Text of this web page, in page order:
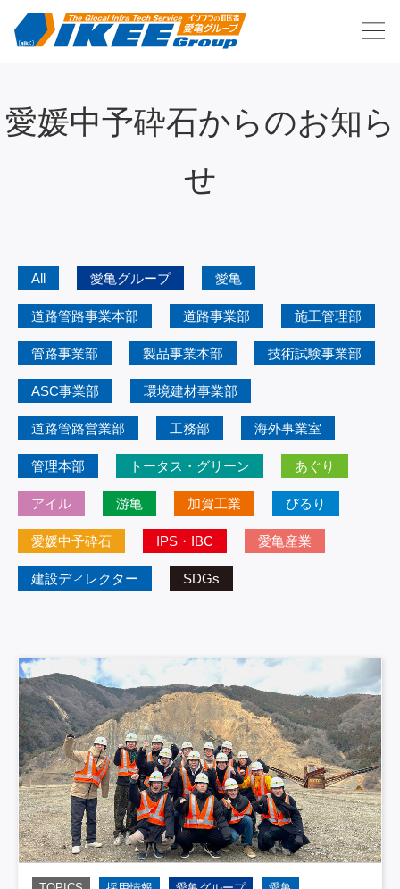
愛媛中予砕石からのお知ら
せ
All 愛亀グループ 愛亀
道路管路事業本部 道路事業部 施工管理部
管路事業部 製品事業本部 技術試験事業部
ASC事業部 環境建材事業部
道路管路営業部 工務部 海外事業室
管理本部 トータス・グリーン あぐり
アイル 游亀 加賀工業 びるり
愛媛中予砕石 IPS・IBC 愛亀産業
建設ディレクター SDGs